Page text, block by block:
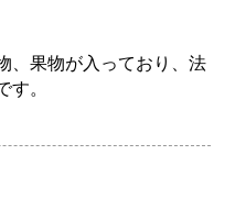
、果物が入っており、法
す。